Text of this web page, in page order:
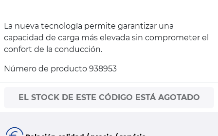
La nueva tecnología permite garantizar una
capacidad de carga más elevada sin comprometer el
confort de la conducción.
Número de producto 938953
EL STOCK DE ESTE CÓDIGO ESTÁ AGOTADO